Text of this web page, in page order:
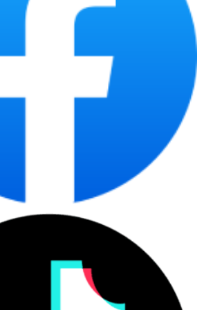
này giúp tránh tình trạng mỏi mắt và đau
thoải mái khi làm việc trong thời gian dài.
còn đi kèm với 24GB RAM DDR5 và ổ cứng
hiệu suất mạnh mẽ và khả năng đáp ứng
dùng khi thực hiện các tác vụ yêu cầu sự
mạnh mẽ,
Laptop Lenovo ThinkPad
được trang bị bộ vi xử lý Intel Core i5
tối đa lên đến 4.7GHz. Bên cạnh đó,
16GB RAM DDR5 và ổ cứng SSD 512GB,
mẽ và khả năng đáp ứng nhanh chóng
hiện các tác vụ yêu cầu sự mạnh mẽ và đa